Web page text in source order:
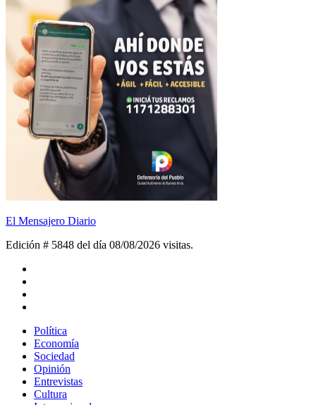
El Mensajero Diario
Edición # 5848 del día 08/08/2026 visitas.
Política
Economía
Sociedad
Opinión
Entrevistas
Cultura